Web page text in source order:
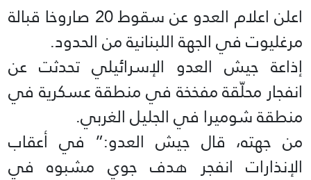
اعلن اعلام العدو عن سقوط 20 صاروخا قبالة
مرغليوت في الجهة اللبنانية من الحدود.
إذاعة جيش العدو الإسرائيلي تحدثت عن
انفجار محلّقة مفخخة في منطقة عسكرية في
منطقة شوميرا في الجليل الغربي.
من جهته، قال جيش العدو:” في أعقاب
الإنذارات انفجر هدف جوي مشبوه في